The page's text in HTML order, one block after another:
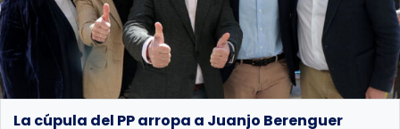
La cúpula del PP arropa a Juanjo Berenguer